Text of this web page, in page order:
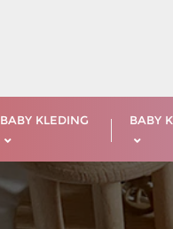
BABY KLEDING BABY